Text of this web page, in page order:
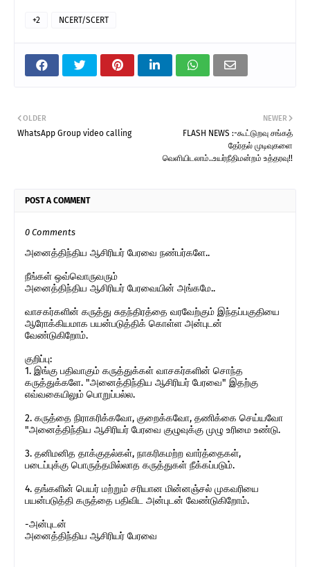
+2 NCERT/SCERT
NEWER
FLASH NEWS :-கூட்டுறவு சங்கத்
தேர்தல் முடிவுகளை
வெளியிடலாம்..உயர்நீதிமன்றம் உத்தரவு!!
OLDER
WhatsApp Group video calling
POST A COMMENT
0 Comments
அனைத்திந்திய ஆசிரியர் பேரவை நண்பர்களே..
நீங்கள் ஒவ்வொருவரும்
அனைத்திந்திய ஆசிரியர் பேரவையின் அங்கமே..
வாசகர்களின் கருத்து சுதந்திரத்தை வரவேற்கும் இந்தப்பகுதியை
ஆரோக்கியமாக பயன்படுத்திக் கொள்ள அன்புடன்
வேண்டுகிறோம்.
குறிப்பு:
1. இங்கு பதிவாகும் கருத்துக்கள் வாசகர்களின் சொந்த
கருத்துக்களே. "அனைத்திந்திய ஆசிரியர் பேரவை" இதற்கு
எவ்வகையிலும் பொறுப்பல்ல.
2. கருத்தை நிராகரிக்கவோ, குறைக்கவோ, தணிக்கை செய்யவோ
"அனைத்திந்திய ஆசிரியர் பேரவை குழுவுக்கு முழு உரிமை உண்டு.
3. தனிமனித தாக்குதல்கள், நாகரிகமற்ற வார்த்தைகள்,
படைப்புக்கு பொருத்தமில்லாத கருத்துகள் நீக்கப்படும்.
4. தங்களின் பெயர் மற்றும் சரியான மின்னஞ்சல் முகவரியை
பயன்படுத்தி கருத்தை பதிவிட அன்புடன் வேண்டுகிறோம்.
-அன்புடன்
அனைத்திந்திய ஆசிரியர் பேரவை